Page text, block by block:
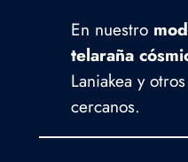
En nuestro
telaraña
Laniakea y
cercanos.